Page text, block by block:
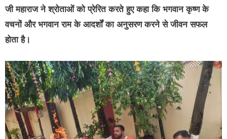
जी महाराज ने श्रोताओं को प्रेरित करते हुए कहा कि भगवान कृष्ण के
वचनों और भगवान राम के आदर्शों का अनुसरण करने से जीवन सफल
होता है।